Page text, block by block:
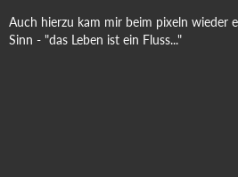
Auch hierzu kam mir beim pixeln wieder
Sinn - "das Leben ist ein Fluss..."